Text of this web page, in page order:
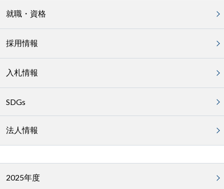
就職・資格
採用情報
入札情報
SDGs
法人情報
2025年度